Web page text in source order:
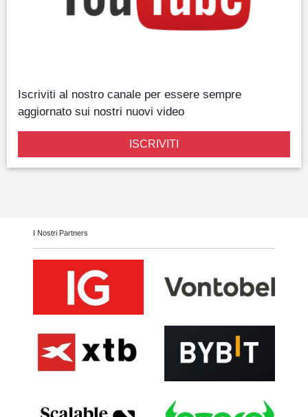
Iscriviti al nostro canale per essere sempre
aggiornato sui nostri nuovi video
ISCRIVITI
I Nostri Partners